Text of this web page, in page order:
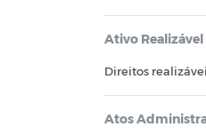
Ativo
Direitos
Atos